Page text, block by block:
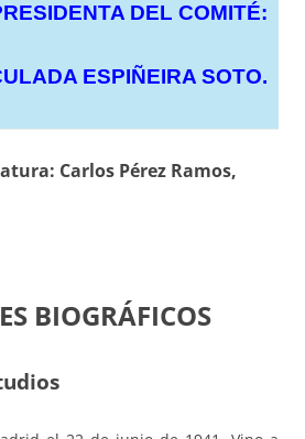
DEL COMITÉ:
ESPIÑEIRA SOTO.
Carlos Pérez Ramos,
BIOGRÁFICOS